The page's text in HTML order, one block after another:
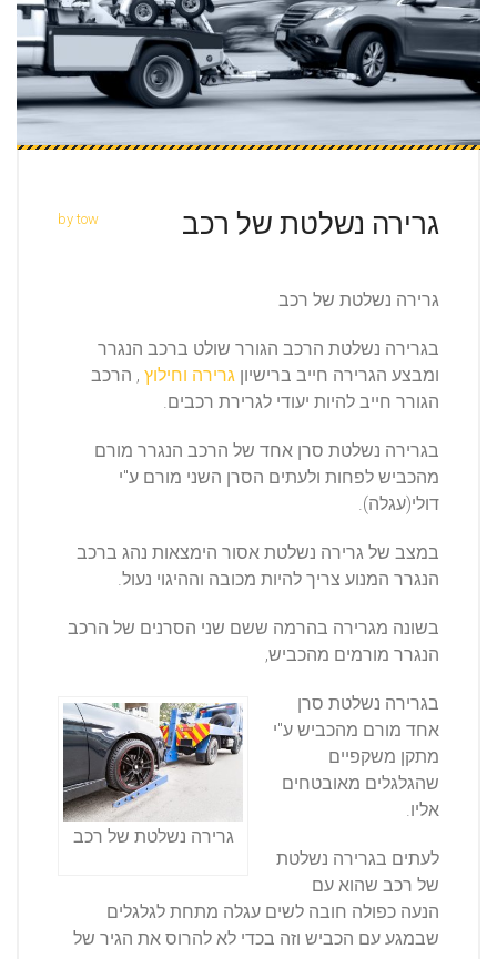
גרירה נשלטת של רכב by tow
גרירה נשלטת של רכב
בגרירה נשלטת הרכב הגורר שולט ברכב הנגרר
ומבצע הגרירה חייב ברישיוןגרירה וחילוץ, הרכב
הגורר חייב להיות יעודי לגרירת רכבים.
בגרירה נשלטת סרן אחד של הרכב הנגרר מורם
מהכביש לפחות ולעתים הסרן השני מורם ע"י
דולי(עגלה).
במצב של גרירה נשלטת אסור הימצאות נהג ברכב
הנגרר המנוע צריך להיות מכובה וההיגוי נעול.
בשונה מגרירה בהרמה ששם שני הסרנים של הרכב
הנגרר מורמים מהכביש,
גרירה נשלטת של רכב
בגרירה נשלטת סרן
אחד מורם מהכביש ע"י
מתקן משקפיים
שהגלגלים מאובטחים
אליו.
לעתים בגרירה נשלטת
של רכב שהוא עם
הנעה כפולה חובה לשים עגלה מתחת לגלגלים
שבמגע עם הכביש וזה בכדי לא להרוס את הגיר של